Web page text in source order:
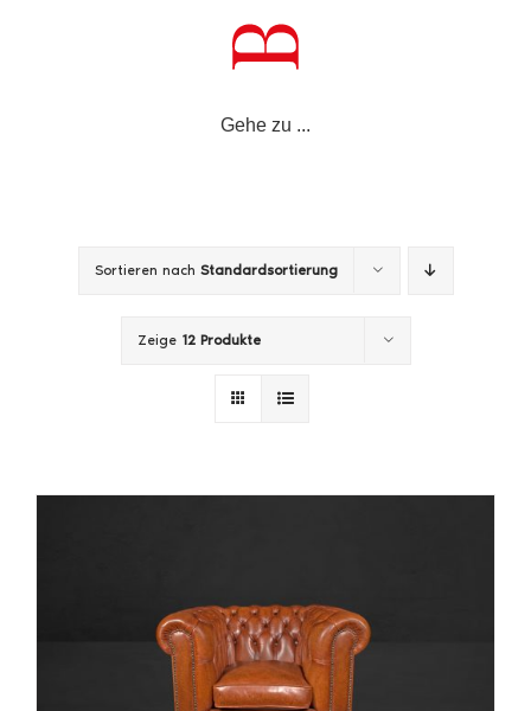
Gehe zu ...
Sortieren nach Standardsortierung
Zeige 12 Produkte